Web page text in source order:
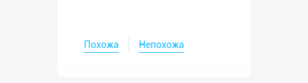
Похожа Непохожа